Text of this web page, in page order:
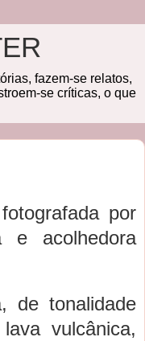
fazem-se relatos,
se críticas, o que
por
e acolhedora
de tonalidade
vulcânica,